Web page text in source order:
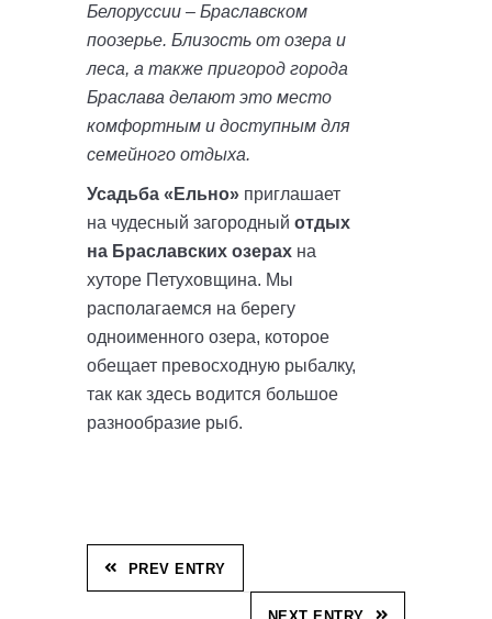
Белоруссии – Браславском
поозерье. Близость от озера и
леса, а также пригород города
Браслава делают это место
комфортным и доступным для
семейного отдыха.
Усадьба «Ельно» приглашает
на чудесный загородный отдых
на Браславских озерах на
хуторе Петуховщина. Мы
располагаемся на берегу
одноименного озера, которое
обещает превосходную рыбалку,
так как здесь водится большое
разнообразие рыб.
PREV ENTRY